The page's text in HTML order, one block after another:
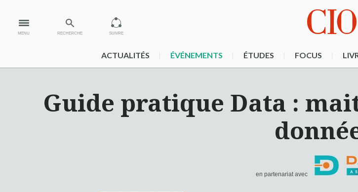
MENU RECHERCHE SUIVRE
ACTUALITÉS ÉVÉNEMENTS ÉTUDES FOCUS
Guide pratique Data :
en partenariat avec